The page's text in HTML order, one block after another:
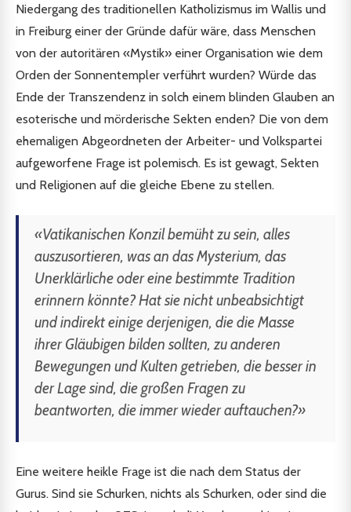
Niedergang des traditionellen Katholizismus im Wallis und
in Freiburg einer der Gründe dafür wäre, dass Menschen
von der autoritären «Mystik» einer Organisation wie dem
Orden der Sonnentempler verführt wurden? Würde das
Ende der Transzendenz in solch einem blinden Glauben an
esoterische und mörderische Sekten enden? Die von dem
ehemaligen Abgeordneten der Arbeiter- und Volkspartei
aufgeworfene Frage ist polemisch. Es ist gewagt, Sekten
und Religionen auf die gleiche Ebene zu stellen.
«Vatikanischen Konzil bemüht zu sein, alles
auszusortieren, was an das Mysterium, das
Unerklärliche oder eine bestimmte Tradition
erinnern könnte? Hat sie nicht unbeabsichtigt
und indirekt einige derjenigen, die die Masse
ihrer Gläubigen bilden sollten, zu anderen
Bewegungen und Kulten getrieben, die besser in
der Lage sind, die großen Fragen zu
beantworten, die immer wieder auftauchen?»
Eine weitere heikle Frage ist die nach dem Status der
Gurus. Sind sie Schurken, nichts als Schurken, oder sind die